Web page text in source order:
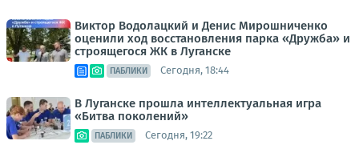
Виктор Водолацкий и Денис Мирошниченко
оценили ход восстановления парка «Дружба» и
строящегося ЖК в Луганске
ПАБЛИКИ Сегодня, 18:44
В Луганске прошла интеллектуальная игра
«Битва поколений»
ПАБЛИКИ Сегодня, 19:22